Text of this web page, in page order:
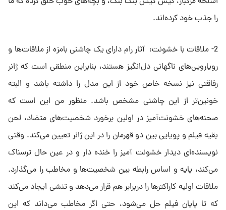
را جذب خود کرده‌اند.
2- ملاقات با خشونت: آثار رام دارای یک چاشنی بامزه از ملاقات‌ها و
رویارویی‌های ناگهانی دل‌انگیز هستند، بنابراین منطقی است که ژانر
رفاقتی نیز نسخه خاص خود از این مدل را داشته باشد و البته
خونین‌تر از این چاشنی مشخص باشد. منظور من این است که
صحنه‌های خشونت‌آمیز در اولین برخورد شخصیت‌های متضاد، لحن
بقیه فیلم و پویایی بین دو قهرمان را در این‌ ژانر تعیین می‌کند. وقتی
نویسنده‌ای دیدار خشونت آمیز را خنده دار و در عین حال ترسناک
می‌کند، پایه و اساس رابطه بین شخصیت‌ها و مخاطب را می‌گذارد.
ملاقات اولیه کاراکترها را دربرابر هم قرار می‌دهد و تنشی ایجاد می‌کند
که تا پایان فیلم حل می‌شود، حتی اگر مخاطب می‌داند که این